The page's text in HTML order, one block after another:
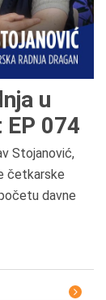
u
074
Stojanović,
četkarske
davne